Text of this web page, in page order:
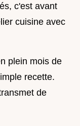
c'est avant
cuisine avec
plein mois de
recette.
de